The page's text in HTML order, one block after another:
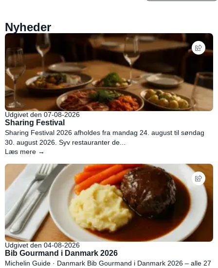
Nyheder
Udgivet den 07-08-2026
Sharing Festival
Sharing Festival 2026 afholdes fra mandag 24. august til søndag
30. august 2026. Syv restauranter de...
Læs mere →
Udgivet den 04-08-2026
Bib Gourmand i Danmark 2026
Michelin Guide · Danmark Bib Gourmand i Danmark 2026 – alle 27